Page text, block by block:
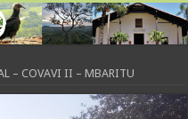
– COVAVI II – MBARITU